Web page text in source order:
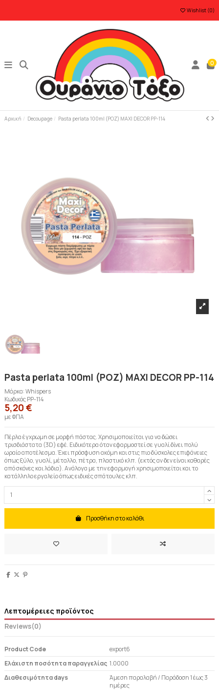
Wishlist (0)
0
Αρχική Decoupage Pasta perlata 100ml (ΡΟΖ) MAXI DECOR PP-114
Pasta perlata 100ml (ΡΟΖ) MAXI DECOR PP-114
Μάρκα:Whispers
ΚωδικόςPP-114
5,20 €
με ΦΠΑ
Πέρλα έγχρωμη σε μορφή πάστας. Χρησιμοποιείται για να δώσει
τρισδιάστατα (3D) εφέ. Ειδικότερα όταν εφαρμοστεί σε γυαλί δίνει πολύ
ωραίο αποτέλεσμα. Έχει πρόσφυση ακόμη και στις πιο δύσκολες επιφάνειες
όπως ξύλο, γυαλί, μέταλλο, πέτρα, πλαστικό κλπ. (εκτός αν δεν είναι καθαρές
από σκόνες και λάδια). Ανάλογα με την εφαρμογή χρησιμοποιείται και το
κατάλληλο εργαλείο όπως ειδικές σπάτουλες κλπ.
Προσθήκη στο καλάθι
Λεπτομέρειες προϊόντος
Reviews(0)
Product Code
export6
Ελάχιστη ποσότητα παραγγελίας 1.0000
Διαθεσιμότητα days
Άμεση παραλαβή / Παράδoση 1 έως 3
ημέρες